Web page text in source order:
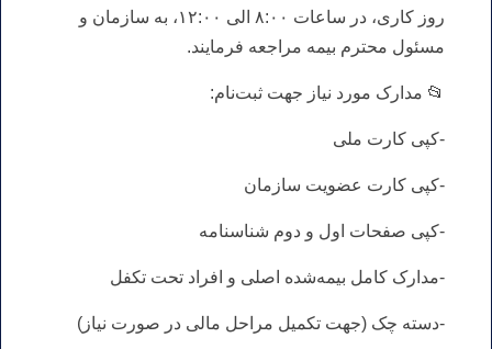
روز کاری، در ساعات ۸:۰۰ الی ۱۲:۰۰، به سازمان و
مسئول محترم بیمه مراجعه فرمایند.
📂 مدارک مورد نیاز جهت ثبت‌نام:
-کپی کارت ملی
-کپی کارت عضویت سازمان
-کپی صفحات اول و دوم شناسنامه
-مدارک کامل بیمه‌شده اصلی و افراد تحت تکفل
-دسته چک (جهت تکمیل مراحل مالی در صورت نیاز)